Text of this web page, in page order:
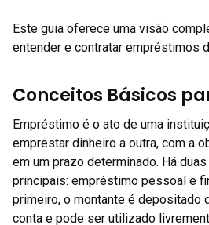
Este guia oferece uma visão
entender e contratar empréstimos
Conceitos Básicos
Empréstimo é o ato de uma
emprestar dinheiro a outra, com a
em um prazo determinado. Há
principais: empréstimo pessoal e
primeiro, o montante é depositado
conta e pode ser utilizado